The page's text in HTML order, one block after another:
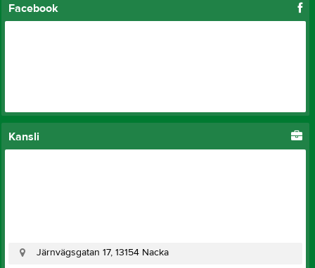
Facebook
Kansli
Järnvägsgatan 17, 13154 Nacka